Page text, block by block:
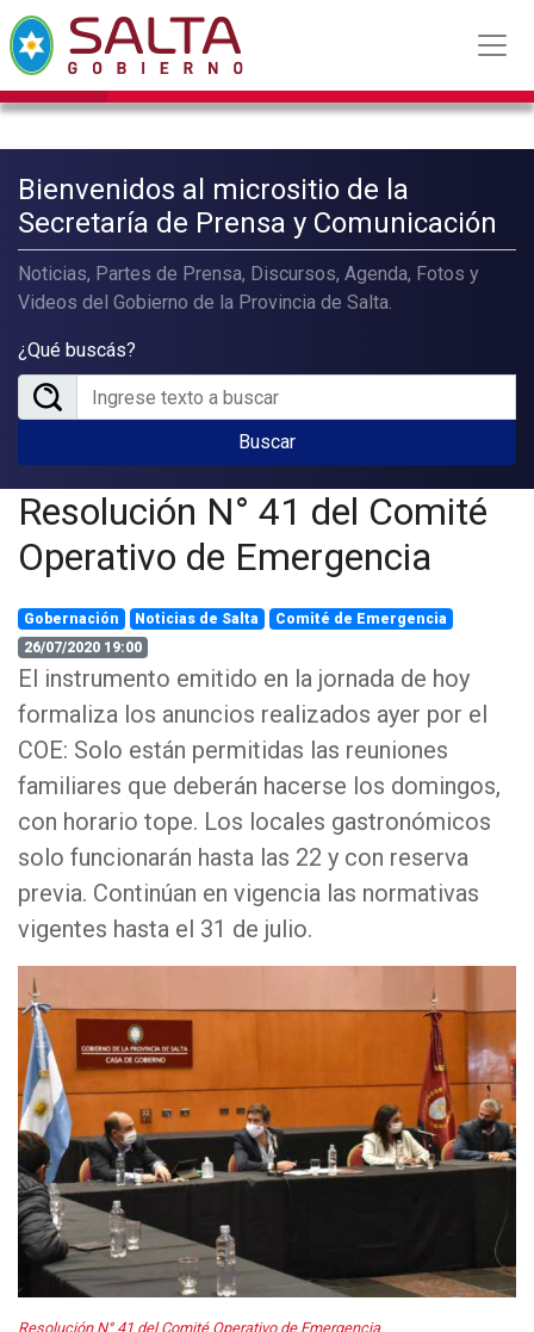
Bienvenidos al micrositio de la
Secretaría de Prensa y Comunicación
Noticias, Partes de Prensa, Discursos, Agenda, Fotos y
Videos del Gobierno de la Provincia de Salta.
¿Qué buscás?
Buscar
Resolución N° 41 del Comité
Operativo de Emergencia
Gobernación Noticias de Salta
Comité de Emergencia
26/07/2020 19:00
El instrumento emitido en la jornada de hoy
formaliza los anuncios realizados ayer por el
COE: Solo están permitidas las reuniones
familiares que deberán hacerse los domingos,
con horario tope. Los locales gastronómicos
solo funcionarán hasta las 22 y con reserva
previa. Continúan en vigencia las normativas
vigentes hasta el 31 de julio.
Resolución N° 41 del Comité Operativo de Emergencia